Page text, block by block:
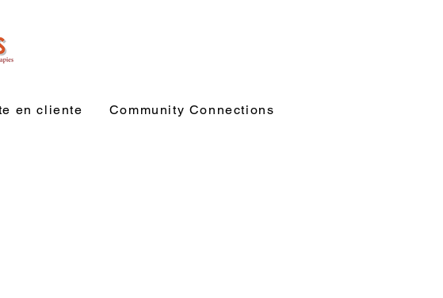
en cliente Community Connections